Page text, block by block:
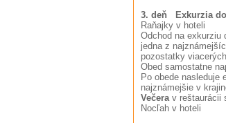
3. deň Exkurzia do
Raňajky v hoteli
Odchod na exkurziu
jedna z
pozostatky
Obed samostatne
Po obede nasleduje
najznámejšie v
Večerav reštaurácii
Nocľah v hoteli